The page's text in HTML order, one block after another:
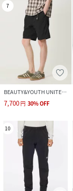
7
BEAUTY&YOUTH UNITED ARROWS
7,700円 30%OFF
10